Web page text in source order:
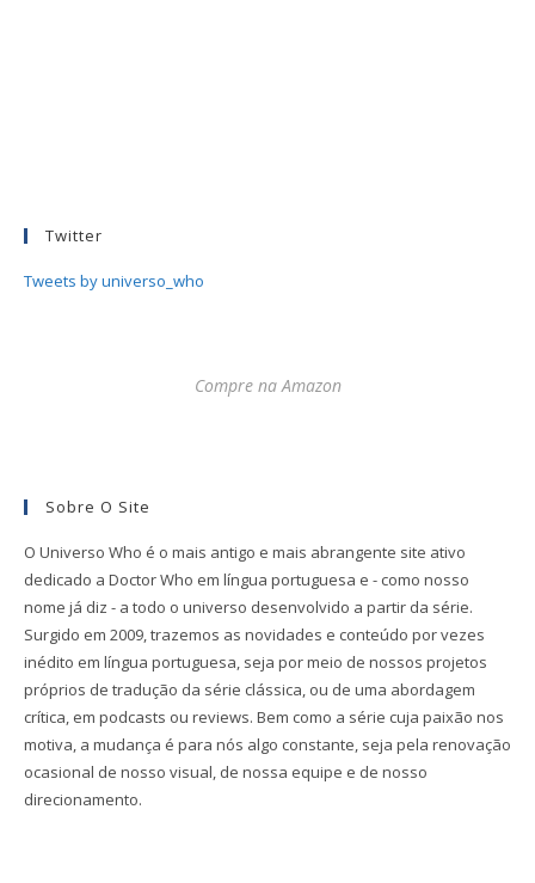
Twitter
Tweets by universo_who
Compre na Amazon
Sobre O Site
O Universo Who é o mais antigo e mais abrangente site ativo
dedicado a Doctor Who em língua portuguesa e - como nosso
nome já diz - a todo o universo desenvolvido a partir da série.
Surgido em 2009, trazemos as novidades e conteúdo por vezes
inédito em língua portuguesa, seja por meio de nossos projetos
próprios de tradução da série clássica, ou de uma abordagem
crítica, em podcasts ou reviews. Bem como a série cuja paixão nos
motiva, a mudança é para nós algo constante, seja pela renovação
ocasional de nosso visual, de nossa equipe e de nosso
direcionamento.